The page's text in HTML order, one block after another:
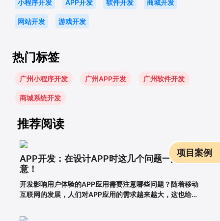
小程序开发 APP开发 软件开发 商城开发
网站开发 游戏开发
热门标签
广州小程序开发 广州APP开发 广州软件开发
商城系统开发
推荐阅读
APP开发：在设计APP时这几个问题一定要注
意！
开发影响用户体验的APP应用需要注意哪些问题？随着移动
互联网的发展，人们对APP应用的需求越来越大，这也给企
望从中获得更多的发展机会。当然，并不仅仅是开发APP应
项目案例
搜索微信号（邓经理）